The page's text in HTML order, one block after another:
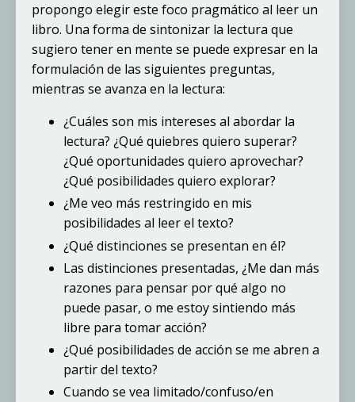
propongo elegir este foco pragmático al leer un
libro. Una forma de sintonizar la lectura que
sugiero tener en mente se puede expresar en la
formulación de las siguientes preguntas,
mientras se avanza en la lectura:
¿Cuáles son mis intereses al abordar la
lectura? ¿Qué quiebres quiero superar?
¿Qué oportunidades quiero aprovechar?
¿Qué posibilidades quiero explorar?
¿Me veo más restringido en mis
posibilidades al leer el texto?
¿Qué distinciones se presentan en él?
Las distinciones presentadas, ¿Me dan más
razones para pensar por qué algo no
puede pasar, o me estoy sintiendo más
libre para tomar acción?
¿Qué posibilidades de acción se me abren a
partir del texto?
Cuando se vea limitado/confuso/en